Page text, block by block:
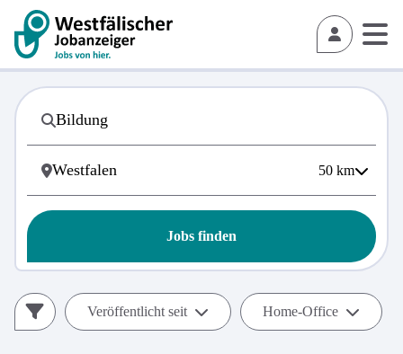
50 km
Jobs finden
Veröffentlicht seit Home-Office